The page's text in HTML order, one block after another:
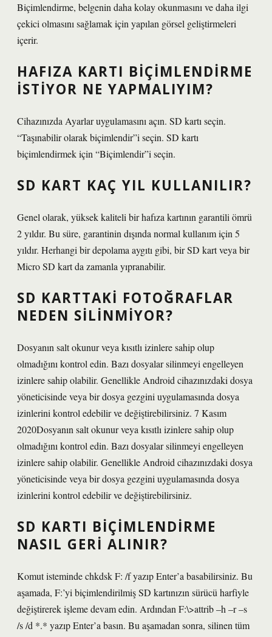
Biçimlendirme, belgenin daha kolay okunmasını ve daha ilgi
çekici olmasını sağlamak için yapılan görsel geliştirmeleri
içerir.
HAFIZA KARTI BIÇIMLENDIRME
ISTIYOR NE YAPMALIYIM?
Cihazınızda Ayarlar uygulamasını açın. SD kartı seçin.
“Taşınabilir olarak biçimlendir”i seçin. SD kartı
biçimlendirmek için “Biçimlendir”i seçin.
SD KART KAÇ YIL KULLANILIR?
Genel olarak, yüksek kaliteli bir hafıza kartının garantili ömrü
2 yıldır. Bu süre, garantinin dışında normal kullanım için 5
yıldır. Herhangi bir depolama aygıtı gibi, bir SD kart veya bir
Micro SD kart da zamanla yıpranabilir.
SD KARTTAKI FOTOĞRAFLAR
NEDEN SILINMIYOR?
Dosyanın salt okunur veya kısıtlı izinlere sahip olup
olmadığını kontrol edin. Bazı dosyalar silinmeyi engelleyen
izinlere sahip olabilir. Genellikle Android cihazınızdaki dosya
yöneticisinde veya bir dosya gezgini uygulamasında dosya
izinlerini kontrol edebilir ve değiştirebilirsiniz. 7 Kasım
2020Dosyanın salt okunur veya kısıtlı izinlere sahip olup
olmadığını kontrol edin. Bazı dosyalar silinmeyi engelleyen
izinlere sahip olabilir. Genellikle Android cihazınızdaki dosya
yöneticisinde veya bir dosya gezgini uygulamasında dosya
izinlerini kontrol edebilir ve değiştirebilirsiniz.
SD KARTI BIÇIMLENDIRME
NASIL GERI ALINIR?
Komut isteminde chkdsk F: /f yazıp Enter’a basabilirsiniz. Bu
aşamada, F:’yi biçimlendirilmiş SD kartınızın sürücü harfiyle
değiştirerek işleme devam edin. Ardından F:\>attrib –h –r –s
/s /d *.* yazıp Enter’a basın. Bu aşamadan sonra, silinen tüm